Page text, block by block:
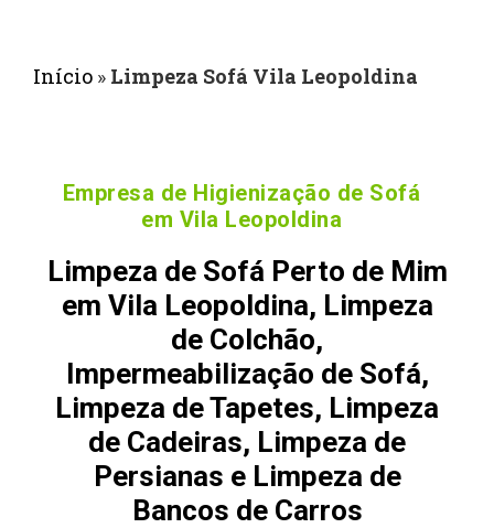
Início » Limpeza Sofá Vila Leopoldina
Empresa de Higienização de Sofá
em Vila Leopoldina
Limpeza de Sofá Perto de Mim
em Vila Leopoldina, Limpeza
de Colchão,
Impermeabilização de Sofá,
Limpeza de Tapetes, Limpeza
de Cadeiras, Limpeza de
Persianas e Limpeza de
Bancos de Carros